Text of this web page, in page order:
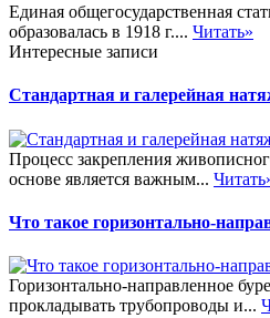
Единая общегосударственная
образовалась в 1918 г.... Читать»
Интересные записи
Стандартная и галерейная
Процесс закрепления
основе является важным...
Что такое горизонтально-
Горизонтально-направленное
прокладывать трубопроводы и...